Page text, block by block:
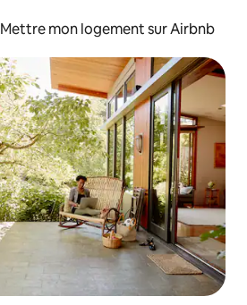
Mettre mon logement sur Airbnb